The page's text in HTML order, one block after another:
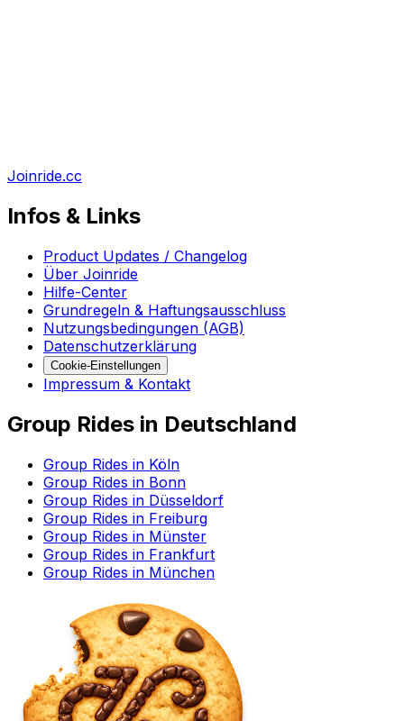
Joinride.cc
Infos & Links
Product Updates / Changelog
Über Joinride
Hilfe-Center
Grundregeln & Haftungsausschluss
Nutzungsbedingungen (AGB)
Datenschutzerklärung
Cookie-Einstellungen
Impressum & Kontakt
Group Rides in Deutschland
Group Rides in Köln
Group Rides in Bonn
Group Rides in Düsseldorf
Group Rides in Freiburg
Group Rides in Münster
Group Rides in Frankfurt
Group Rides in München